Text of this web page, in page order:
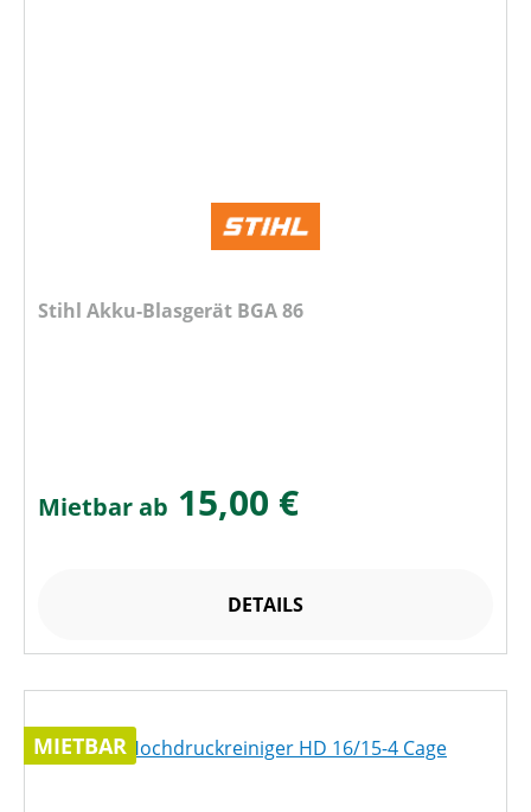
Stihl Akku-Blasgerät BGA 86
Mietbar ab 15,00 €
DETAILS
MIETBAR